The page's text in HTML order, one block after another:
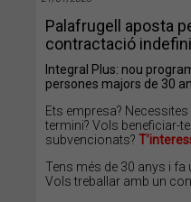
Palafrugell aposta
contractació
Integral Plus: nou
persones majors de 30
Ets empresa?
termini? Vols beneficiar-
subvencionats?
Tens més de 30 anys i fa
Vols treballar amb un